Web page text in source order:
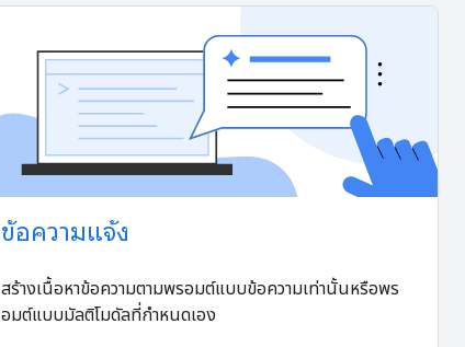
ข้อความแจ้ง
สร้างเนื้อหาข้อความตามพรอมต์แบบข้อความเท่านั้นหรือพร
อมต์แบบมัลติโมดัลที่กำหนดเอง